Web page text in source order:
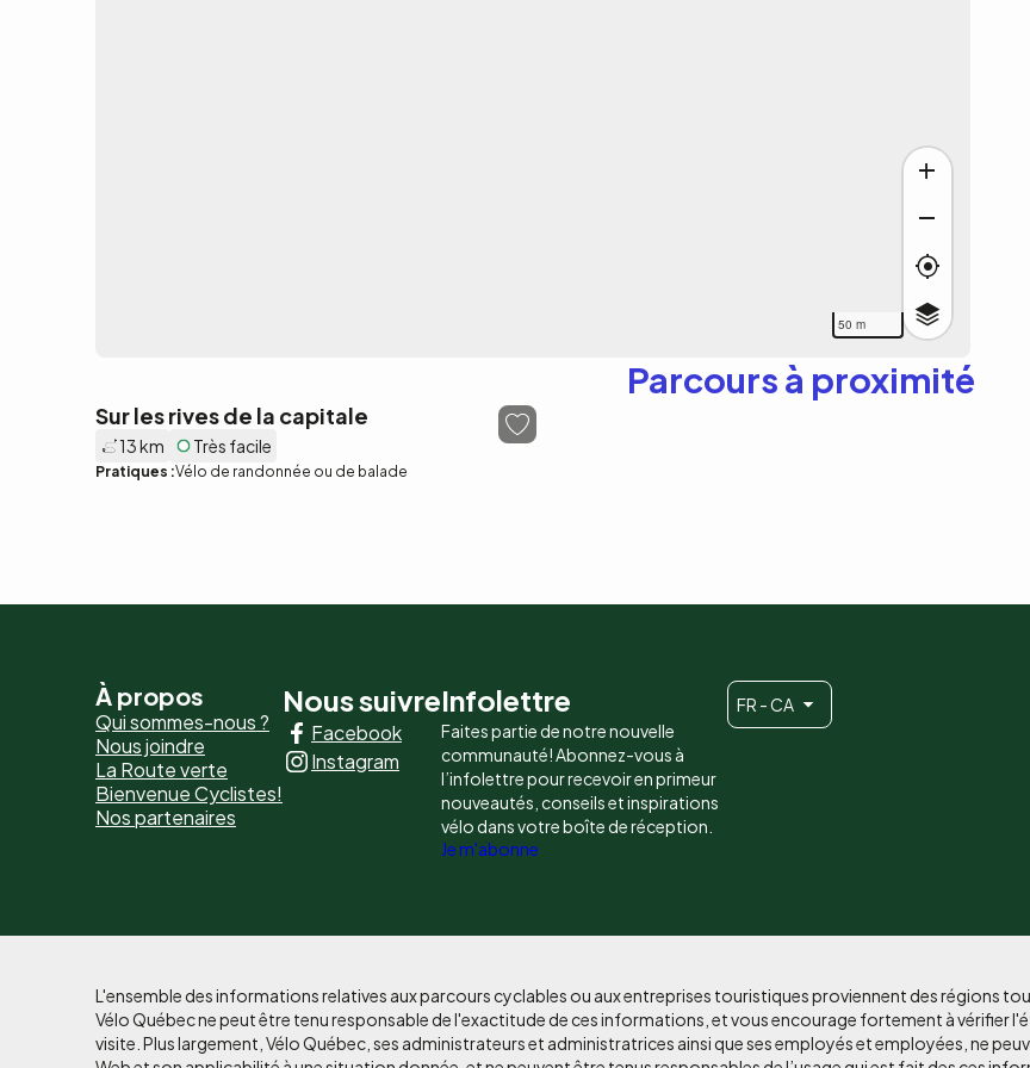
50 m
Parcours à proximité
Sur les rives de la capitale
13 km Très facile
Pratiques :Vélo de randonnée ou de balade
Pied
de
page
-
À propos
Qui sommes-nous ?
Nous joindre
La Route verte
Bienvenue Cyclistes!
Nos partenaires
Nous suivre
Facebook
Instagram
Infolettre
Faites partie de notre nouvelle
communauté! Abonnez-vous à
l’infolettre pour recevoir en primeur
nouveautés, conseils et inspirations
vélo dans votre boîte de réception.
Je m'abonne
FR - CA
L'ensemble des informations relatives aux parcours cyclables ou aux entreprises touristiques proviennent des régions
Vélo Québec ne peut être tenu responsable de l'exactitude de ces informations, et vous encourage fortement à vérifier
visite. Plus largement, Vélo Québec, ses administrateurs et administratrices ainsi que ses employés et employées, ne